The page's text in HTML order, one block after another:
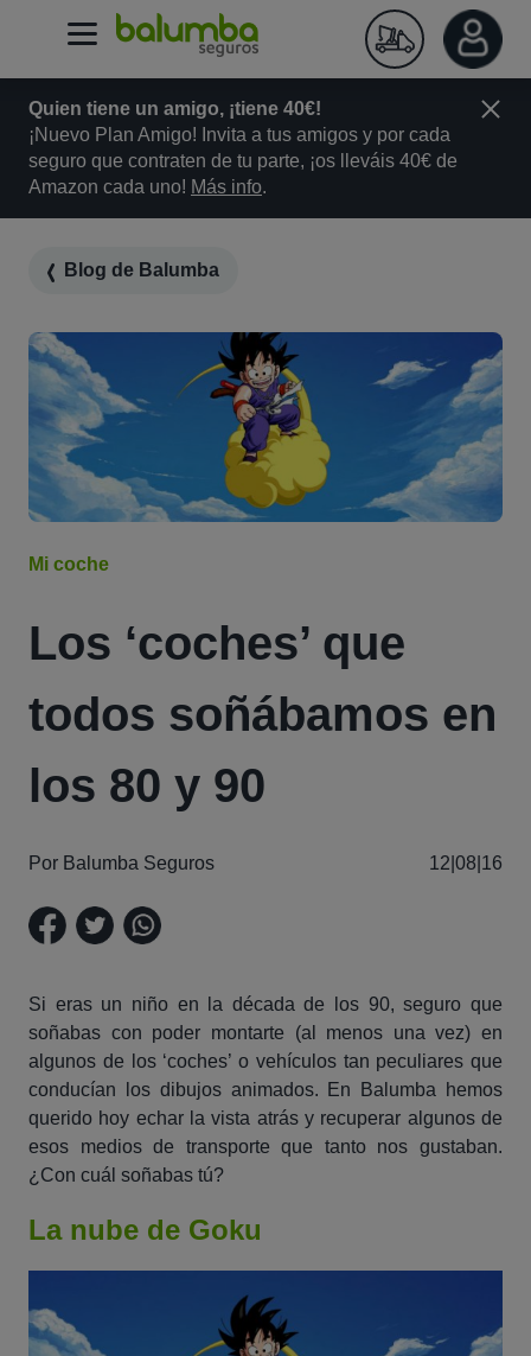
Quien tiene un amigo, ¡tiene 40€!
¡Nuevo Plan Amigo! Invita a tus amigos y por cada
seguro que contraten de tu parte, ¡os lleváis 40€ de
Amazon cada uno! Más info.
Blog de Balumba
Mi coche
Los ‘coches’ que
todos soñábamos en
los 80 y 90
Por Balumba Seguros 12|08|16
Si eras un niño en la década de los 90, seguro que
soñabas con poder montarte (al menos una vez) en
algunos de los ‘coches’ o vehículos tan peculiares que
conducían los dibujos animados. En Balumba hemos
querido hoy echar la vista atrás y recuperar algunos de
esos medios de transporte que tanto nos gustaban.
¿Con cuál soñabas tú?
La nube de Goku